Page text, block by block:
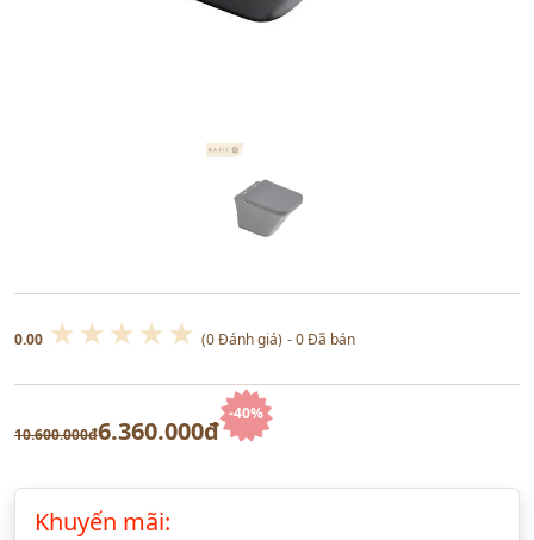
0.00 ★★★★★ (0 Đánh giá) - 0 Đã bán
10.600.000đ6.360.000đ
-40%
Khuyến mãi: